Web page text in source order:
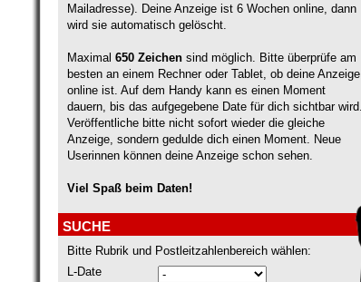
Mailadresse). Deine Anzeige ist 6 Wochen online, dann
wird sie automatisch gelöscht.
Maximal 650 Zeichen sind möglich. Bitte überprüfe am
besten an einem Rechner oder Tablet, ob deine Anzeige
online ist. Auf dem Handy kann es einen Moment
dauern, bis das aufgegebene Date für dich sichtbar wird.
Veröffentliche bitte nicht sofort wieder die gleiche
Anzeige, sondern gedulde dich einen Moment. Neue
Userinnen können deine Anzeige schon sehen.
Viel Spaß beim Daten!
SUCHE
Bitte Rubrik und Postleitzahlenbereich wählen:
L-Date